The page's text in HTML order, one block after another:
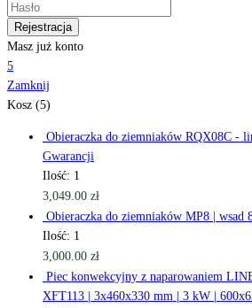
Masz już konto
5
Zamknij
Kosz (5)
Obieraczka do ziemniaków RQX08C -
Gwarancji
Ilość: 1
3,049.00 zł
Obieraczka do ziemniaków MP8 | wsad
Ilość: 1
3,000.00 zł
Piec konwekcyjny z naparowaniem
XFT113 | 3x460x330 mm | 3 kW |